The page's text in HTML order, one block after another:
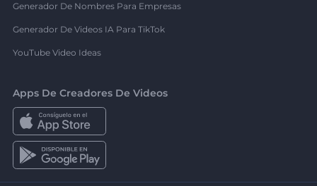
Generador De Nombres Para Empresas
Generador De Videos IA Para TikTok
YouTube Video Ideas
Apps De Creadores De Videos